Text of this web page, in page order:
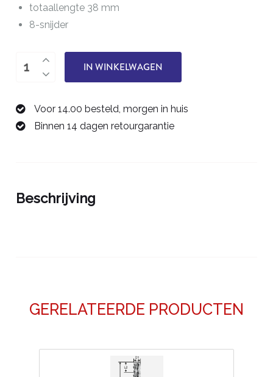
totaallengte 38 mm
8-snijder
mm
00686513
IN WINKELWAGEN
Voor 14.00 besteld, morgen in huis
Binnen 14 dagen retourgarantie
Beschrijving
GERELATEERDE PRODUCTEN